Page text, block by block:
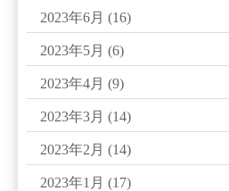
2023年6月 (16)
2023年5月 (6)
2023年4月 (9)
2023年3月 (14)
2023年2月 (14)
2023年1月 (17)